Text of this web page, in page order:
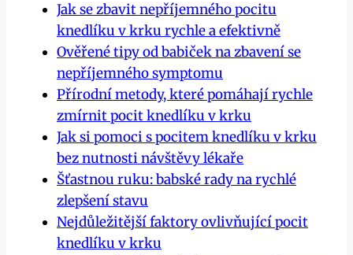
Jak se ⁣zbavit nepříjemného pocitu
knedlíku v krku rychle⁣ a efektivně
Ověřené tipy ​od babiček ‌na ‍zbavení ‍se
nepříjemného ⁢symptomu
Přírodní metody, které pomáhají rychle
zmírnit⁢ pocit ⁢knedlíku v krku
Jak⁢ si pomoci s pocitem knedlíku v krku
⁣bez nutnosti návštěvy lékaře
Šťastnou ⁢ruku: babské rady na rychlé
zlepšení stavu
Nejdůležitější faktory ovlivňující pocit⁢
knedlíku ⁢v ⁤krku